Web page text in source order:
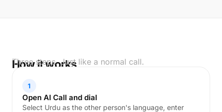
How it works
Three steps. Just like a normal call.
1
Open AI Call and dial
Select Urdu as the other person's language, enter